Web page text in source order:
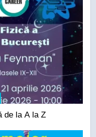
de la A la Z